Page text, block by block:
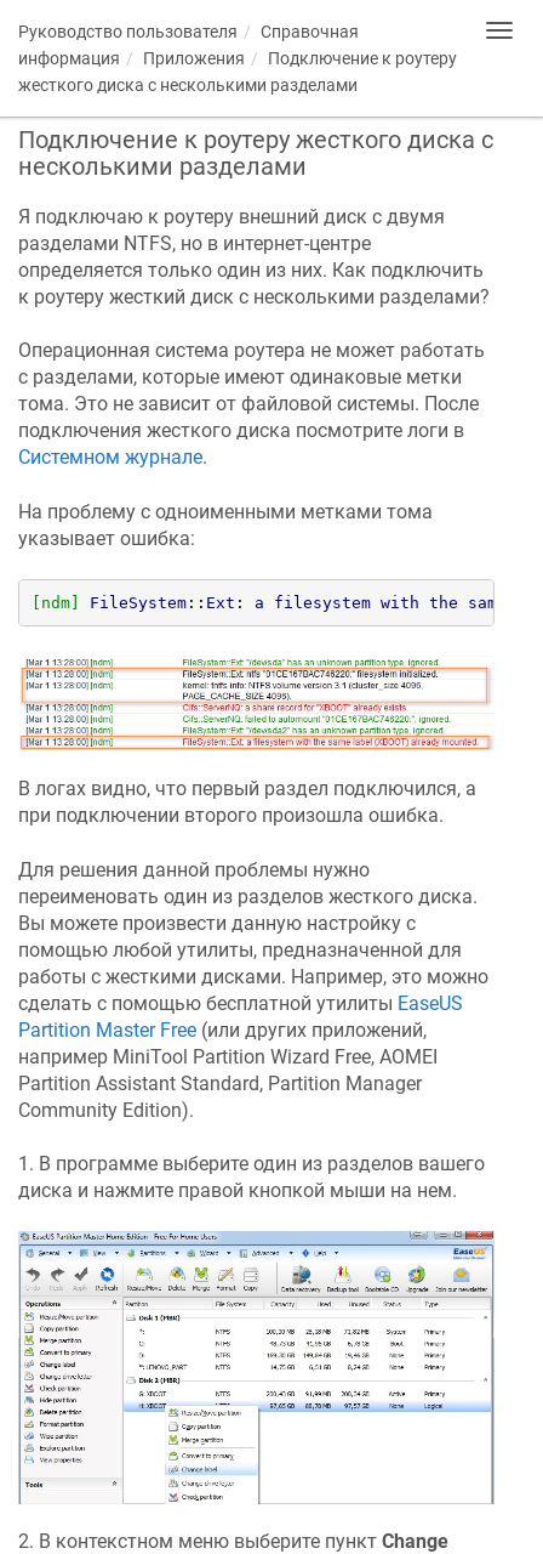
Руководство пользователя
Справочная
информация
Приложения
Подключение к роутеру
жесткого диска с несколькими разделами
Подключение к роутеру жесткого диска с
несколькими разделами
Я подключаю к роутеру внешний диск с двумя
разделами NTFS, но в интернет-центре
определяется только один из них. Как подключить
к роутеру жесткий диск с несколькими разделами?
Операционная система роутера не может работать
с разделами, которые имеют одинаковые метки
тома. Это не зависит от файловой системы. После
подключения жесткого диска посмотрите логи в
Системном журнале.
На проблему с одноименными метками тома
указывает ошибка:
[ndm] FileSystem :: Ext : a filesystem with the same
В логах видно, что первый раздел подключился, а
при подключении второго произошла ошибка.
Для решения данной проблемы нужно
переименовать один из разделов жесткого диска.
Вы можете произвести данную настройку с
помощью любой утилиты, предназначенной для
работы с жесткими дисками. Например, это можно
сделать с помощью бесплатной утилиты EaseUS
Partition Master Free (или других приложений,
например MiniTool Partition Wizard Free, AOMEI
Partition Assistant Standard, Partition Manager
Community Edition).
1. В программе выберите один из разделов вашего
диска и нажмите правой кнопкой мыши на нем.
2. В контекстном меню выберите пункт Change